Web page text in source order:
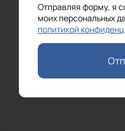
Отправляя форму, я
моих персональных
политикой